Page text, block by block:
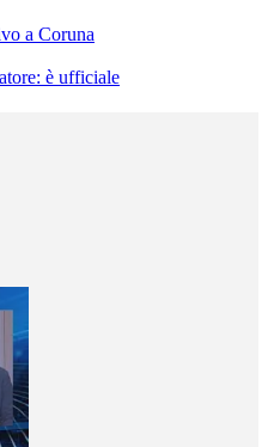
a Coruna
è ufficiale